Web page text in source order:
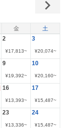
金 土
2
¥17,813~
3
¥20,074~
9
¥19,392~
10
¥20,160~
16
¥13,393~
17
¥15,487~
23
¥13,336~
24
¥15,487~